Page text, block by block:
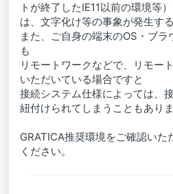
トが終了したIE11以前の環境等
は、文字化け等の事象が発生す
また、ご自身の端末のOS・ブ
も
リモートワークなどで、リモー
いただいている場合ですと
接続システム仕様によっては、
紐付けられてしまうこともありま
GRATICA推奨環境をご確認いた
ください。